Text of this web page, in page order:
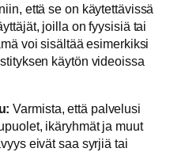
että se on käytettävissä
joilla on fyysisiä tai
voi sisältää esimerkiksi
käytön videoissa
Varmista, että palvelusi
ikäryhmät ja muut
eivät saa syrjiä tai